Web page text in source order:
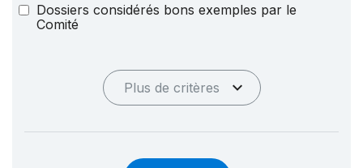
Dossiers considérés bons exemples par le
Comité
Plus de critères